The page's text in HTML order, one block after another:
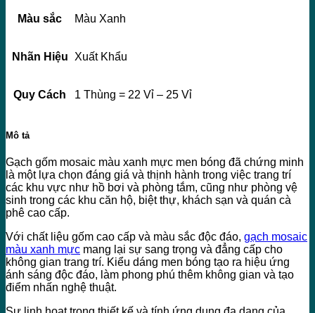
Màu sắc Màu Xanh
Nhãn Hiệu Xuất Khẩu
Quy Cách 1 Thùng = 22 Vỉ – 25 Vỉ
Mô tả
Gạch gốm mosaic màu xanh mực men bóng đã chứng minh
là một lựa chọn đáng giá và thịnh hành trong việc trang trí
các khu vực như hồ bơi và phòng tắm, cũng như phòng vệ
sinh trong các khu căn hộ, biệt thự, khách sạn và quán cà
phê cao cấp.
Với chất liệu gốm cao cấp và màu sắc độc đáo, gạch mosaic
màu xanh mực mang lại sự sang trọng và đẳng cấp cho
không gian trang trí. Kiểu dáng men bóng tạo ra hiệu ứng
ánh sáng độc đáo, làm phong phú thêm không gian và tạo
điểm nhấn nghệ thuật.